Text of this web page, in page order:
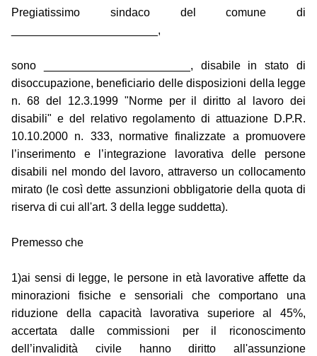
Pregiatissimo sindaco del comune di
_______________________,
sono _______________________, disabile in stato di
disoccupazione, beneficiario delle disposizioni della legge
n. 68 del 12.3.1999 "Norme per il diritto al lavoro dei
disabili" e del relativo regolamento di attuazione D.P.R.
10.10.2000 n. 333, normative finalizzate a promuovere
l’inserimento e l’integrazione lavorativa delle persone
disabili nel mondo del lavoro, attraverso un collocamento
mirato (le così dette assunzioni obbligatorie della quota di
riserva di cui all'art. 3 della legge suddetta).
Premesso che
1)ai sensi di legge, le persone in età lavorative affette da
minorazioni fisiche e sensoriali che comportano una
riduzione della capacità lavorativa superiore al 45%,
accertata dalle commissioni per il riconoscimento
dell’invalidità civile hanno diritto all'assunzione